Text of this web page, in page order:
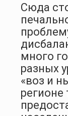
Сюда
много
разных
«воз и